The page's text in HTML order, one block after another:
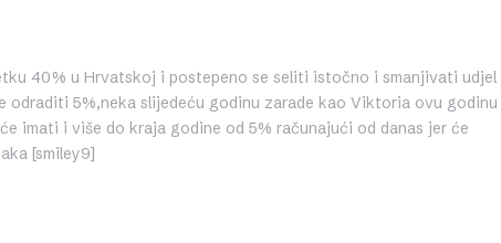
40% u Hrvatskoj i postepeno se seliti istočno i smanjivati udjel
odraditi 5%,neka slijedeću godinu zarade kao Viktoria ovu
imati i više do kraja godine od 5% računajući od danas jer će
[smiley9]